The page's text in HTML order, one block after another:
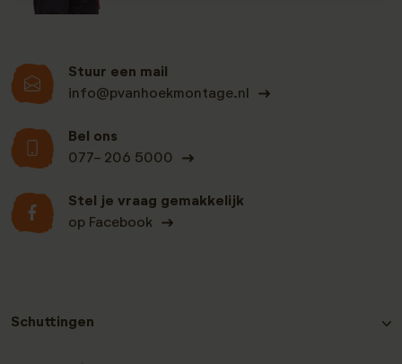
Stuur een mail
info@pvanhoekmontage.nl
Bel ons
077- 206 5000
Stel je vraag gemakkelijk
op Facebook
Schuttingen